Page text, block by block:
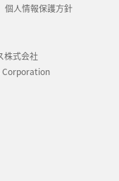
個人情報保護方針
株式会社
Corporation